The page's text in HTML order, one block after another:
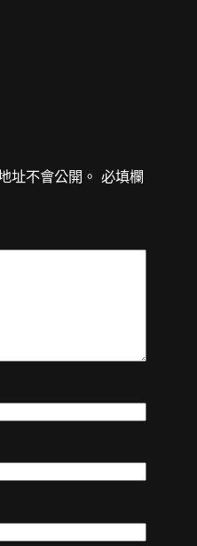
址不會公開。 必填欄